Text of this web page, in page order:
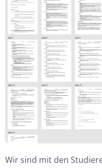
Wir sind mit den